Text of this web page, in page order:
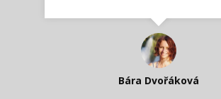
Bára Dvořáková
Kateřina Veleta Štěpánová
Katka Perháčová
Smolková